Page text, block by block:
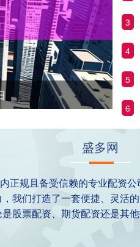
3
4
5
6
盛多网
正规且备受信赖的专业配资
我们打造了一套便捷、灵活
股票配资、期货配资还是其